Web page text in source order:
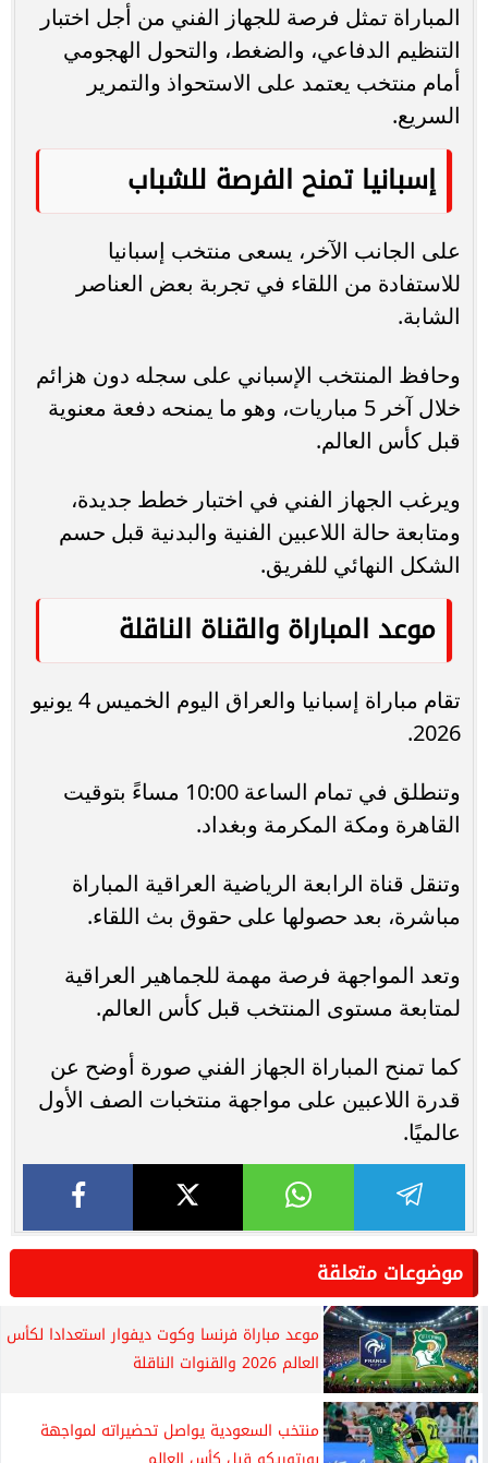
المباراة تمثل فرصة للجهاز الفني من أجل اختبار
التنظيم الدفاعي، والضغط، والتحول الهجومي
أمام منتخب يعتمد على الاستحواذ والتمرير
السريع.
إسبانيا تمنح الفرصة للشباب
على الجانب الآخر، يسعى منتخب إسبانيا
للاستفادة من اللقاء في تجربة بعض العناصر
الشابة.
وحافظ المنتخب الإسباني على سجله دون هزائم
خلال آخر 5 مباريات، وهو ما يمنحه دفعة معنوية
قبل كأس العالم.
ويرغب الجهاز الفني في اختبار خطط جديدة،
ومتابعة حالة اللاعبين الفنية والبدنية قبل حسم
الشكل النهائي للفريق.
موعد المباراة والقناة الناقلة
تقام مباراة إسبانيا والعراق اليوم الخميس 4 يونيو
2026.
وتنطلق في تمام الساعة 10:00 مساءً بتوقيت
القاهرة ومكة المكرمة وبغداد.
وتنقل قناة الرابعة الرياضية العراقية المباراة
مباشرة، بعد حصولها على حقوق بث اللقاء.
وتعد المواجهة فرصة مهمة للجماهير العراقية
لمتابعة مستوى المنتخب قبل كأس العالم.
كما تمنح المباراة الجهاز الفني صورة أوضح عن
قدرة اللاعبين على مواجهة منتخبات الصف الأول
عالميًا.
موضوعات متعلقة
موعد مباراة فرنسا وكوت ديفوار استعدادا لكأس
العالم 2026 والقنوات الناقلة
منتخب السعودية يواصل تحضيراته لمواجهة